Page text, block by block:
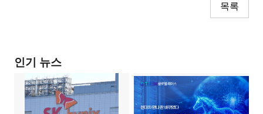
목록
인기 뉴스